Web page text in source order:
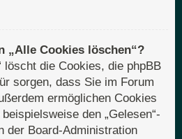
„Alle Cookies löschen“?
löscht die Cookies, die phpBB
sorgen, dass Sie im Forum
ermöglichen Cookies
den „Gelesen“-
der Board-Administration